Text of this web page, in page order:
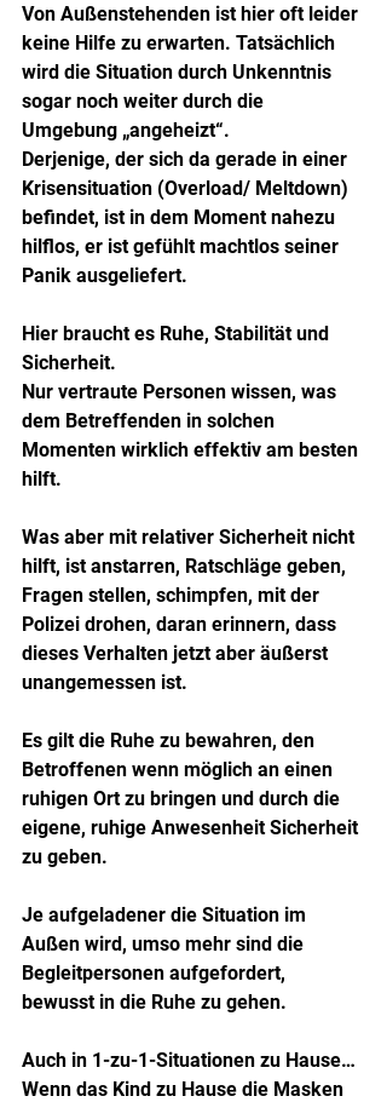
Von Außenstehenden ist hier oft leider
keine Hilfe zu erwarten. Tatsächlich
wird die Situation durch Unkenntnis
sogar noch weiter durch die
Umgebung „angeheizt“.
Derjenige, der sich da gerade in einer
Krisensituation (Overload/ Meltdown)
befindet, ist in dem Moment nahezu
hilflos, er ist gefühlt machtlos seiner
Panik ausgeliefert.
Hier braucht es Ruhe, Stabilität und
Sicherheit.
Nur vertraute Personen wissen, was
dem Betreffenden in solchen
Momenten wirklich effektiv am besten
hilft.
Was aber mit relativer Sicherheit nicht
hilft, ist anstarren, Ratschläge geben,
Fragen stellen, schimpfen, mit der
Polizei drohen, daran erinnern, dass
dieses Verhalten jetzt aber äußerst
unangemessen ist.
Es gilt die Ruhe zu bewahren, den
Betroffenen wenn möglich an einen
ruhigen Ort zu bringen und durch die
eigene, ruhige Anwesenheit Sicherheit
zu geben.
Je aufgeladener die Situation im
Außen wird, umso mehr sind die
Begleitpersonen aufgefordert,
bewusst in die Ruhe zu gehen.
Auch in 1-zu-1-Situationen zu Hause…
Wenn das Kind zu Hause die Masken